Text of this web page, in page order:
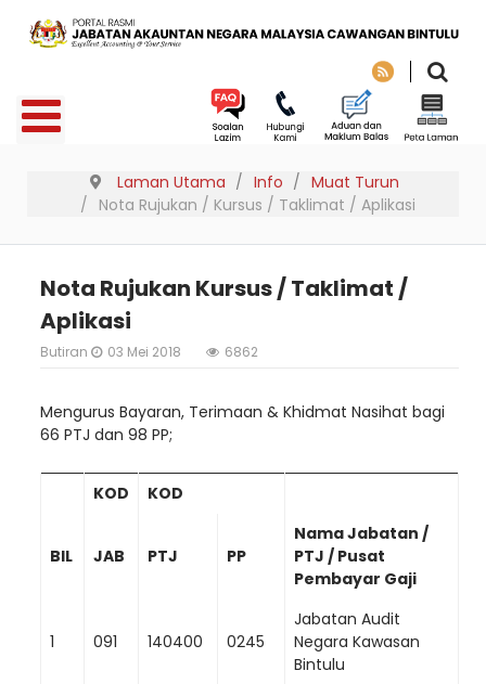
Laman Utama Info
Muat Turun
Nota Rujukan / Kursus / Taklimat / Aplikasi
Nota Rujukan Kursus / Taklimat /
Aplikasi
Butiran 03 Mei 2018 6862
Mengurus Bayaran, Terimaan & Khidmat Nasihat bagi
66 PTJ dan 98 PP;
KOD KOD
BIL JAB PTJ PP
Nama Jabatan /
PTJ / Pusat
Pembayar Gaji
1 091 140400 0245
Jabatan Audit
Negara Kawasan
Bintulu